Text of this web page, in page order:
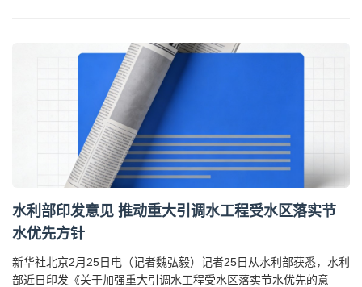
水利部印发意见 推动重大引调水工程受水区落实节
水优先方针
新华社北京2月25日电（记者魏弘毅）记者25日从水利部获悉，水利
部近日印发《关于加强重大引调水工程受水区落实节水优先的意